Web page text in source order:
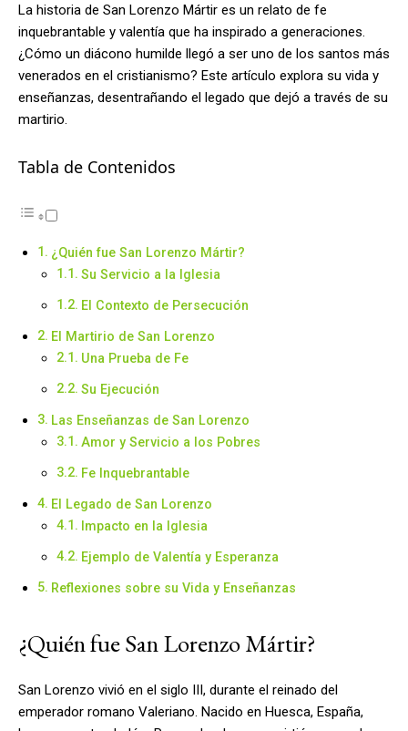
La historia de San Lorenzo Mártir es un relato de fe
inquebrantable y valentía que ha inspirado a generaciones.
¿Cómo un diácono humilde llegó a ser uno de los santos más
venerados en el cristianismo? Este artículo explora su vida y
enseñanzas, desentrañando el legado que dejó a través de su
martirio.
Tabla de Contenidos
¿Quién fue San Lorenzo Mártir?
Su Servicio a la Iglesia
El Contexto de Persecución
El Martirio de San Lorenzo
Una Prueba de Fe
Su Ejecución
Las Enseñanzas de San Lorenzo
Amor y Servicio a los Pobres
Fe Inquebrantable
El Legado de San Lorenzo
Impacto en la Iglesia
Ejemplo de Valentía y Esperanza
Reflexiones sobre su Vida y Enseñanzas
¿Quién fue San Lorenzo Mártir?
San Lorenzo vivió en el siglo III, durante el reinado del
emperador romano Valeriano. Nacido en Huesca, España,